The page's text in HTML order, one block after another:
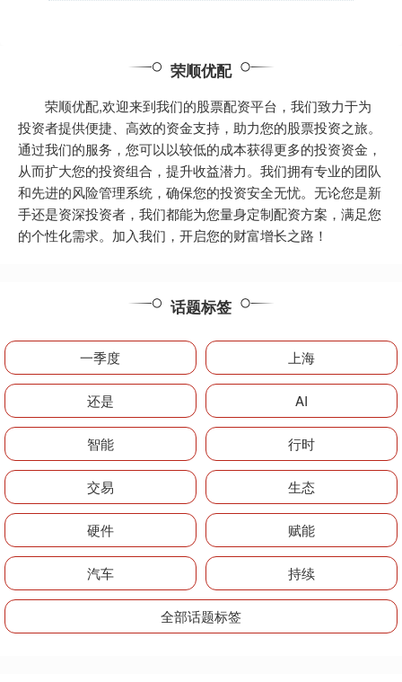
荣顺优配
荣顺优配,欢迎来到我们的股票配资平台，我们致力于为
投资者提供便捷、高效的资金支持，助力您的股票投资之旅。
通过我们的服务，您可以以较低的成本获得更多的投资资金，
从而扩大您的投资组合，提升收益潜力。我们拥有专业的团队
和先进的风险管理系统，确保您的投资安全无忧。无论您是新
手还是资深投资者，我们都能为您量身定制配资方案，满足您
的个性化需求。加入我们，开启您的财富增长之路！
话题标签
一季度 上海
还是 AI
智能 行时
交易 生态
硬件 赋能
汽车 持续
全部话题标签